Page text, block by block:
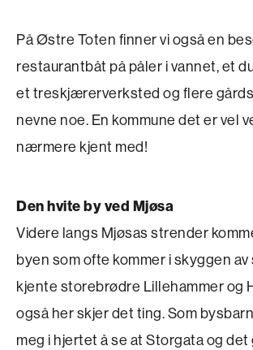
På Østre Toten finner vi også en
restaurantbåt på påler i vannet, et
et treskjærerverksted og flere
nevne noe. En kommune det er vel
nærmere kjent med!
Den hvite by ved Mjøsa
Videre langs Mjøsas strender
byen som ofte kommer i skyggen av
kjente storebrødre Lillehammer og
også her skjer det ting. Som
meg i hjertet å se at Storgata og